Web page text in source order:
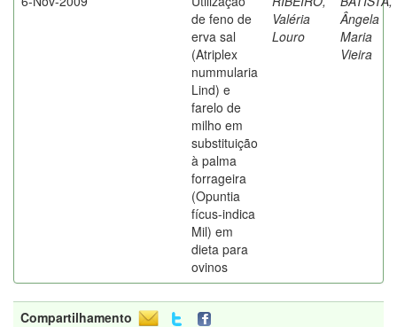
de feno de
erva sal
(Atriplex
nummularia
Lind) e
farelo de
milho em
substituição
à palma
forrageira
(Opuntia
fícus-indica
Mil) em
dieta para
ovinos
Valéria
Louro
Ângela
Maria
Vieira
Compartilhamento